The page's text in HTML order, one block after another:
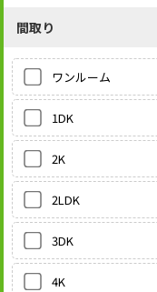
間取り
ワンルーム
1DK
2K
2LDK
3DK
4K